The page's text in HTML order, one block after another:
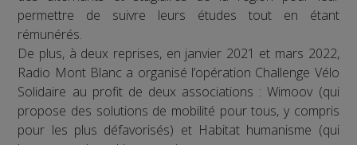
permettre de suivre leurs études tout en étant
rémunérés.
De plus, à deux reprises, en janvier 2021 et mars 2022,
Radio Mont Blanc a organisé l’opération Challenge Vélo
Solidaire au profit de deux associations : Wimoov (qui
propose des solutions de mobilité pour tous, y compris
pour les plus défavorisés) et Habitat humanisme (qui